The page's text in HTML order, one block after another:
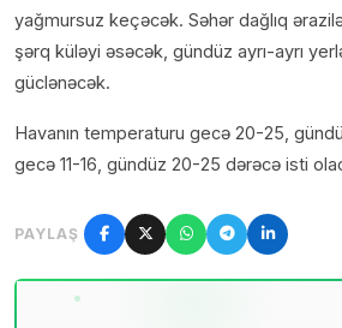
yağmursuz keçəcək. Səhər dağlıq
şərq küləyi əsəcək, gündüz ayrı-ayrı
güclənəcək.
Havanın temperaturu gecə 20-25,
gecə 11-16, gündüz 20-25 dərəcə isti
PAYLAŞ